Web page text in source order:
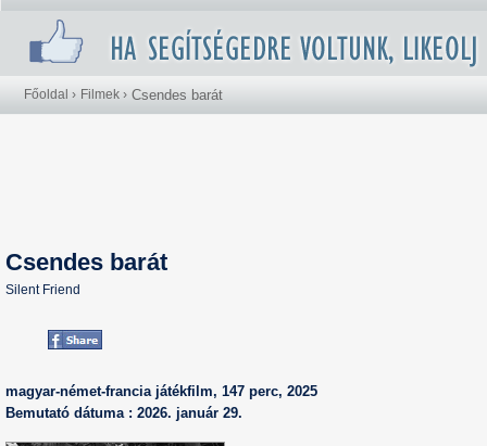
Főoldal › Filmek › Csendes barát
Csendes barát
Silent Friend
magyar-német-francia játékfilm, 147 perc, 2025
Bemutató dátuma : 2026. január 29.